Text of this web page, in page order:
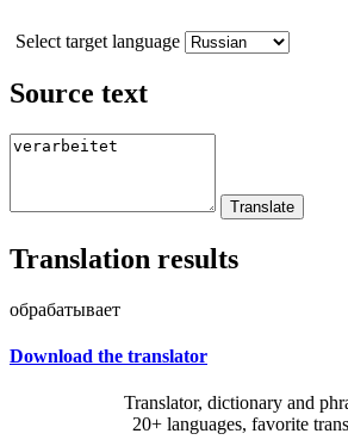
Select target language
Source text
Translation results
обрабатывает
Download the translator
Translator, dictionary and
20+ languages, favorite